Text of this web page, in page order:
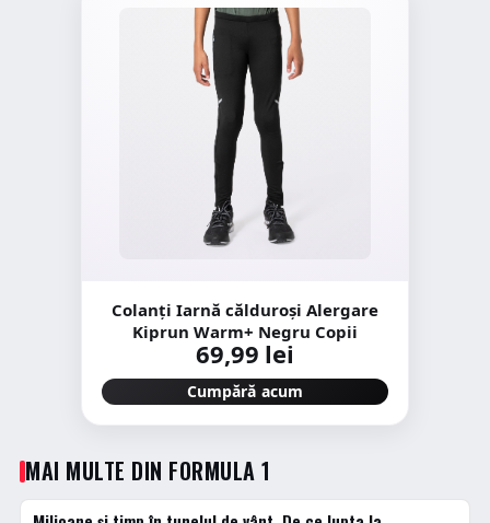
Colanți Iarnă călduroși Alergare
Kiprun Warm+ Negru Copii
69,99 lei
Cumpără acum
MAI MULTE DIN FORMULA 1
FORMULA 1